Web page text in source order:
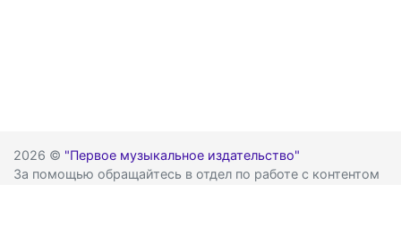
2026 © "Первое музыкальное издательство"
За помощью обращайтесь в отдел по работе с контентом